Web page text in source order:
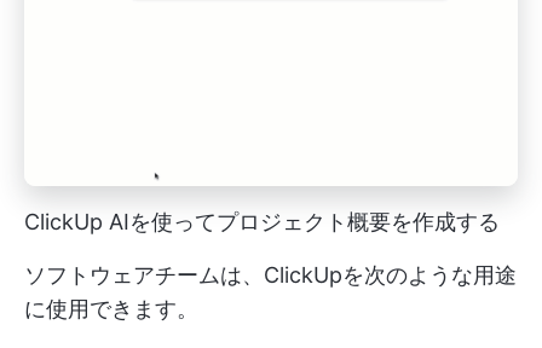
ClickUp AIを使ってプロジェクト概要を作成する
ソフトウェアチームは、ClickUpを次のような用途
に使用できます。